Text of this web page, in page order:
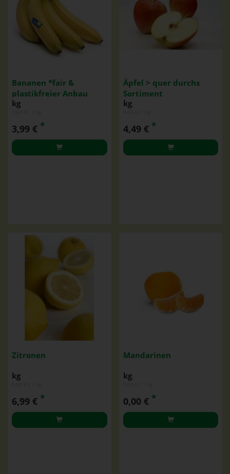
Bananen *fair &
plastikfreier Anbau
kg
3,99 € *
Äpfel > quer durchs
Sortiment
kg
4,49 € *
Zitronen
kg
6,99 € *
Mandarinen
kg
0,00 € *